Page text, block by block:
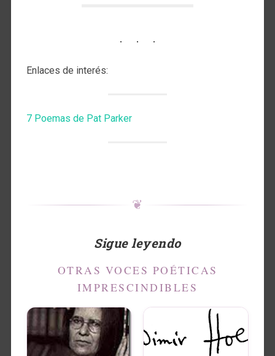
Enlaces de interés:
7 Poemas de Pat Parker
❦
Sigue leyendo
OTRAS VOCES POÉTICAS
IMPRESCINDIBLES